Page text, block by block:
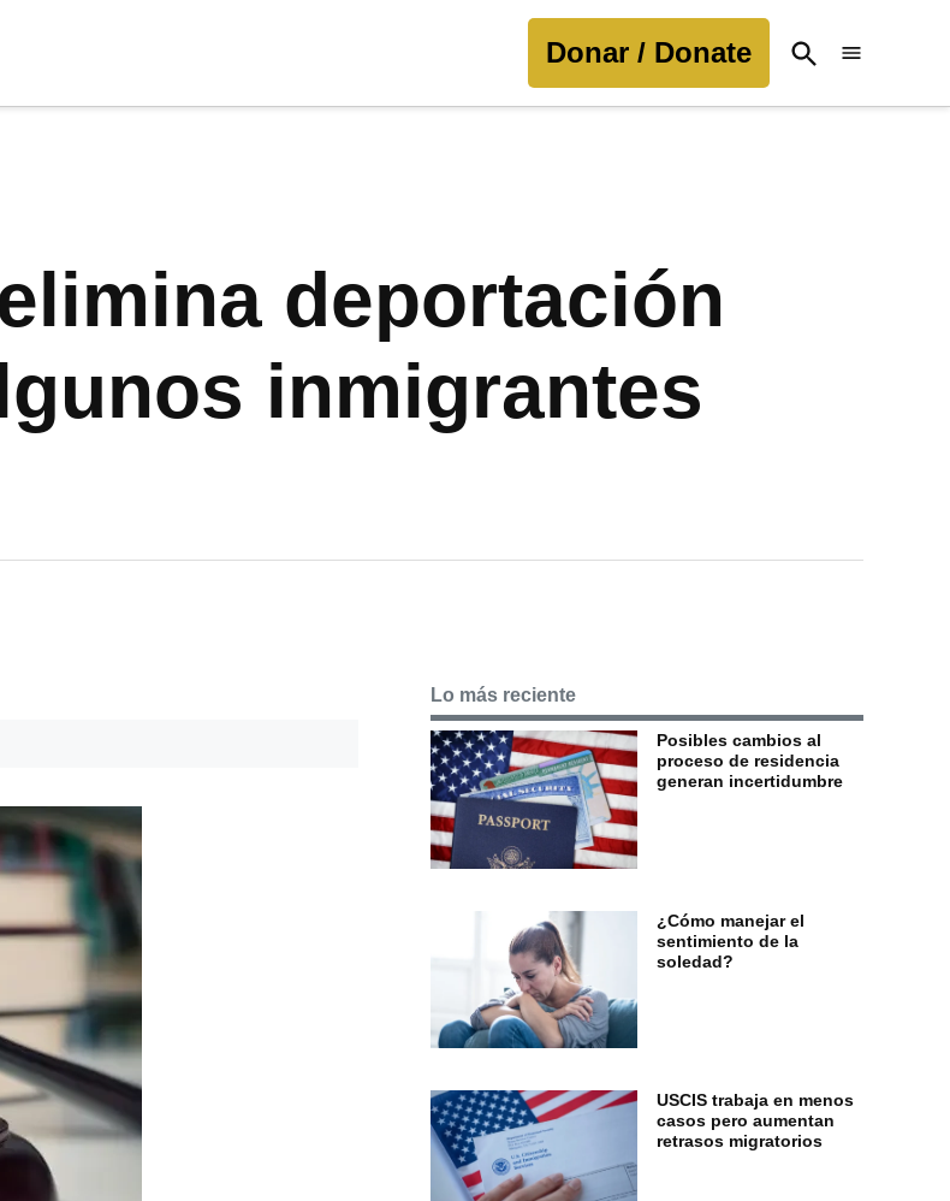
Donar / Donate
Open
Search
deportación
inmigrantes
Lo más reciente
Posibles cambios al
proceso de residencia
generan incertidumbre
¿Cómo manejar el
sentimiento de la
soledad?
USCIS trabaja en menos
casos pero aumentan
retrasos migratorios